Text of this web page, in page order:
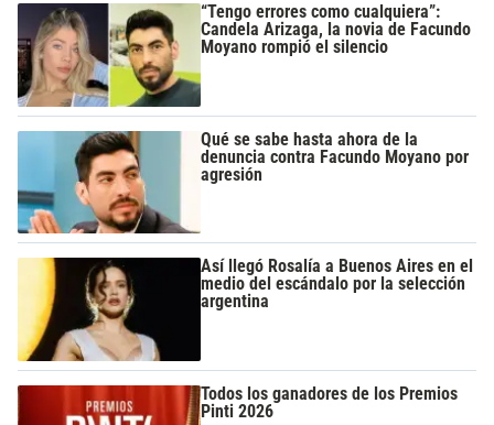
“Tengo errores como cualquiera”:
Candela Arizaga, la novia de Facundo
Moyano rompió el silencio
Qué se sabe hasta ahora de la
denuncia contra Facundo Moyano por
agresión
Así llegó Rosalía a Buenos Aires en el
medio del escándalo por la selección
argentina
Todos los ganadores de los Premios
Pinti 2026